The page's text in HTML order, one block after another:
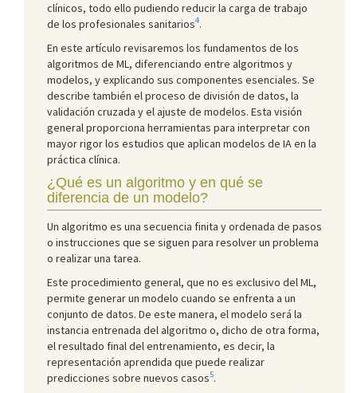
clínicos, todo ello pudiendo reducir la carga de trabajo
de los profesionales sanitarios4.
En este artículo revisaremos los fundamentos de los
algoritmos de ML, diferenciando entre algoritmos y
modelos, y explicando sus componentes esenciales. Se
describe también el proceso de división de datos, la
validación cruzada y el ajuste de modelos. Esta visión
general proporciona herramientas para interpretar con
mayor rigor los estudios que aplican modelos de IA en la
práctica clínica.
¿Qué es un algoritmo y en qué se
diferencia de un modelo?
Un algoritmo es una secuencia finita y ordenada de pasos
o instrucciones que se siguen para resolver un problema
o realizar una tarea.
Este procedimiento general, que no es exclusivo del ML,
permite generar un modelo cuando se enfrenta a un
conjunto de datos. De este manera, el modelo será la
instancia entrenada del algoritmo o, dicho de otra forma,
el resultado final del entrenamiento, es decir, la
representación aprendida que puede realizar
predicciones sobre nuevos casos5.